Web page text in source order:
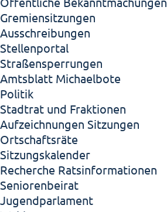
Gremiensitzungen
Ausschreibungen
Stellenportal
Straßensperrungen
Amtsblatt Michaelbote
Politik
Stadtrat und Fraktionen
Aufzeichnungen Sitzungen
Ortschaftsräte
Sitzungskalender
Recherche Ratsinformationen
Seniorenbeirat
Jugendparlament